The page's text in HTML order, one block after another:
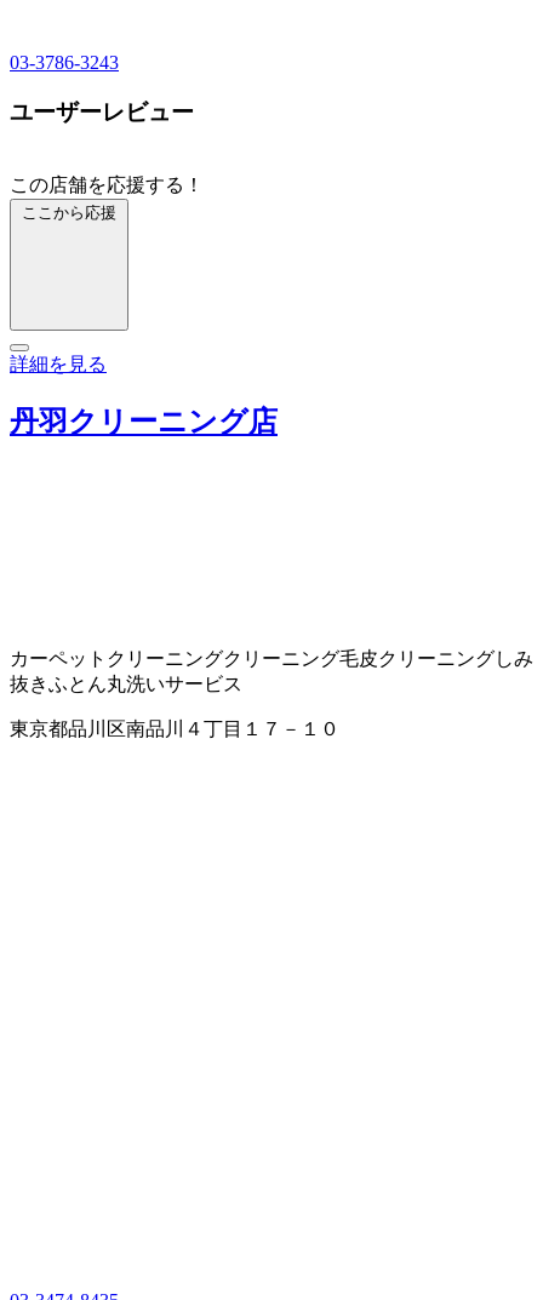
03-3786-3243
ユーザーレビュー
この店舗を応援する！
ここから応援
詳細を見る
丹羽クリーニング店
カーペットクリーニングクリーニング毛皮クリーニングしみ
抜きふとん丸洗いサービス
東京都品川区南品川４丁目１７－１０